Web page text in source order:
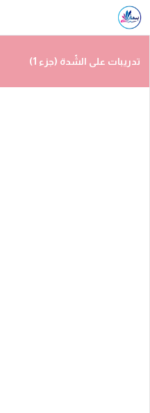
تدريبات على الشّدة (جزء 1)